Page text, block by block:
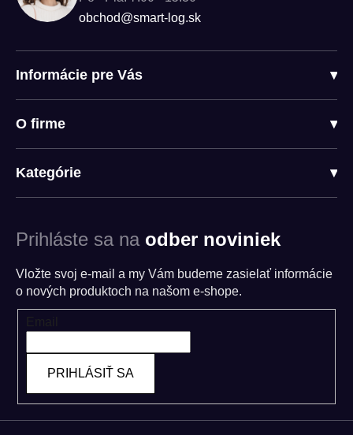
obchod@smart-log.sk
Informácie pre Vás ▾
O firme ▾
Kategórie ▾
Prihláste sa na odber noviniek
Vložte svoj e-mail a my Vám budeme zasielať informácie
o nových produktoch na našom e-shope.
PRIHLÁSIŤ SA